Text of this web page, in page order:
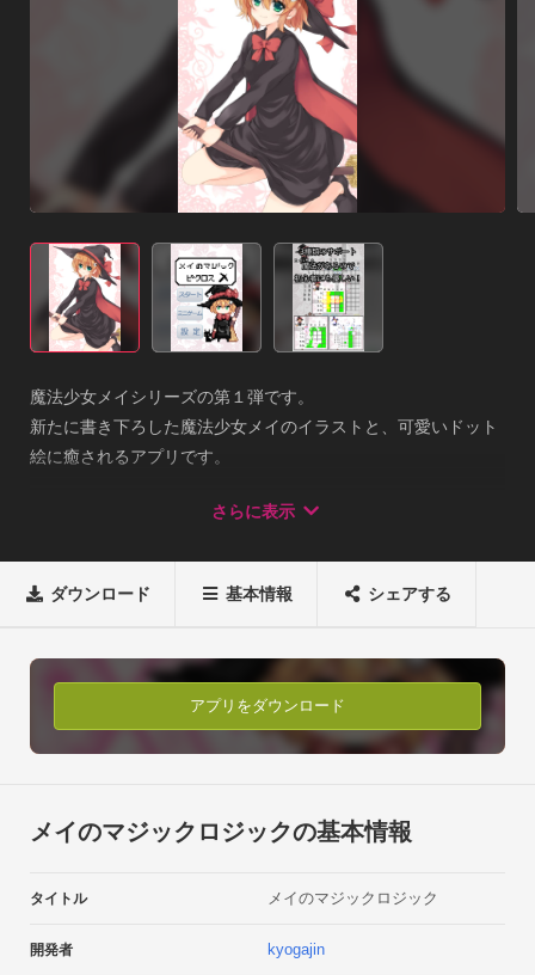
魔法少女メイシリーズの第１弾です。
新たに書き下ろした魔法少女メイのイラストと、可愛いドット
絵に癒されるアプリです。
ドット絵にいやされながら、ゲームの楽しさ、ドット絵の魅力
■アプリの内容メイのマジックロジックは、ボードに隠された
ドット絵を採掘する無料のボードゲームアプリです。
縦横に書かれた数字を脱出ゲームのように解き明かし、制限時
間内にボードを堀ってドット絵を掘り当てましょう。
・隠されたドット絵は、全４８ステージあります。
・魔法は、アイス、ファイヤー、サンダーの３種類あります。
・ファイヤーは、１行１列ランダムにボードを掘ります。
・魔法アイテムは、使えば使うほどなくなっていきますが、ポ
さらに表示
ダウンロード 基本情報 シェアする
アプリをダウンロード
メイのマジックロジックの基本情報
タイトル メイのマジックロジック
開発者 kyogajin